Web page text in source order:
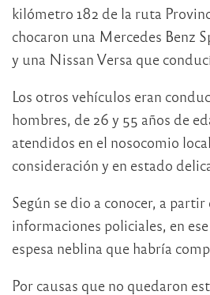
kilómetro 182 de la ruta
chocaron una Mercedes Benz
y una Nissan Versa que
Los otros vehículos eran
hombres, de 26 y 55 años de
atendidos en el nosocomio
consideración y en estado
Según se dio a conocer, a
informaciones policiales, en
espesa neblina que habría
Por causas que no quedaron